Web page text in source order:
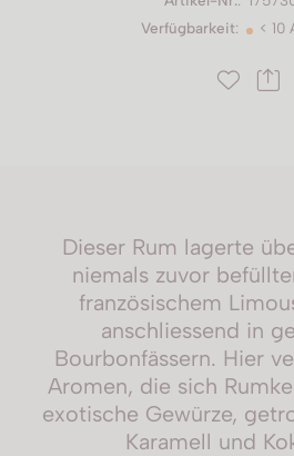
Verfügbarkeit: < 10
Dieser Rum lagerte
niemals zuvor
französischem
anschliessend in
Bourbonfässern. Hier
Aromen, die sich
exotische Gewürze,
Karamell und